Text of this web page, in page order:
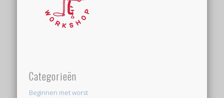
Categorieën
Beginnen met worst